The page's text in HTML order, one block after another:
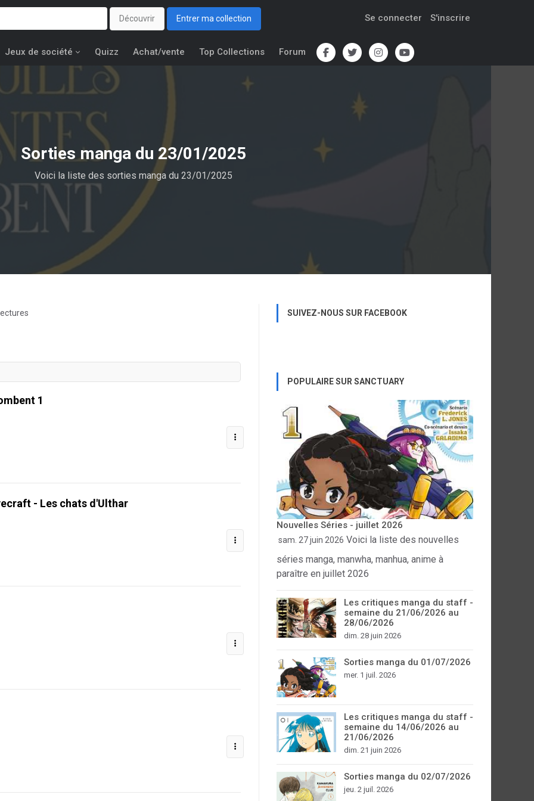
Découvrir Entrer ma collection Se connecter S'inscrire
Jeux de société Quizz Achat/vente Top Collections Forum
Sorties manga du 23/01/2025
Voici la liste des sorties manga du 23/01/2025
1
- Les chats d'Ulthar
SUIVEZ-NOUS SUR FACEBOOK
POPULAIRE SUR SANCTUARY
Nouvelles Séries - juillet 2026
sam. 27 juin 2026 Voici la liste des nouvelles
séries manga, manwha, manhua, anime à
paraître en juillet 2026
Les critiques manga du staff -
semaine du 21/06/2026 au
28/06/2026
dim. 28 juin 2026
Sorties manga du 01/07/2026
mer. 1 juil. 2026
Les critiques manga du staff -
semaine du 14/06/2026 au
21/06/2026
dim. 21 juin 2026
Sorties manga du 02/07/2026
jeu. 2 juil. 2026